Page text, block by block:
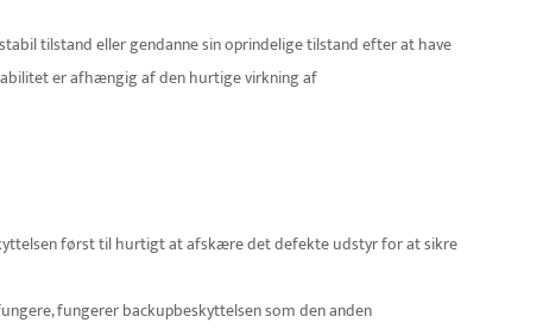
tilstand eller gendanne sin oprindelige tilstand efter at have
er afhængig af den hurtige virkning af
først til hurtigt at afskære det defekte udstyr for at sikre
fungerer backupbeskyttelsen som den anden